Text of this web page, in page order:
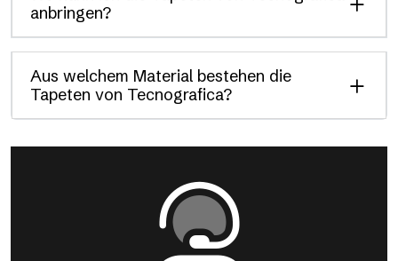
anbringen?
Aus welchem Material bestehen die
Tapeten von Tecnografica?